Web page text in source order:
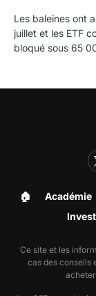
Les baleines ont
juillet et les ETF
bloqué sous 65
🏠︎ Académie
Ce site et les
cas des conseils